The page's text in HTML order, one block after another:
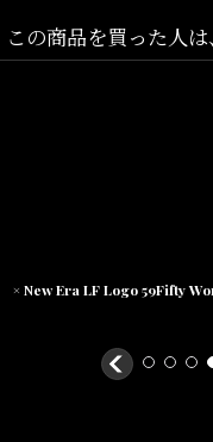
この商品を買った人